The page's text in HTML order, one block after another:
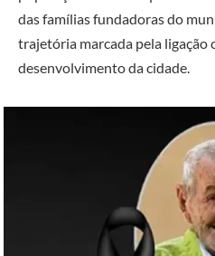
das famílias fundadoras do
trajetória marcada pela ligação
desenvolvimento da cidade.